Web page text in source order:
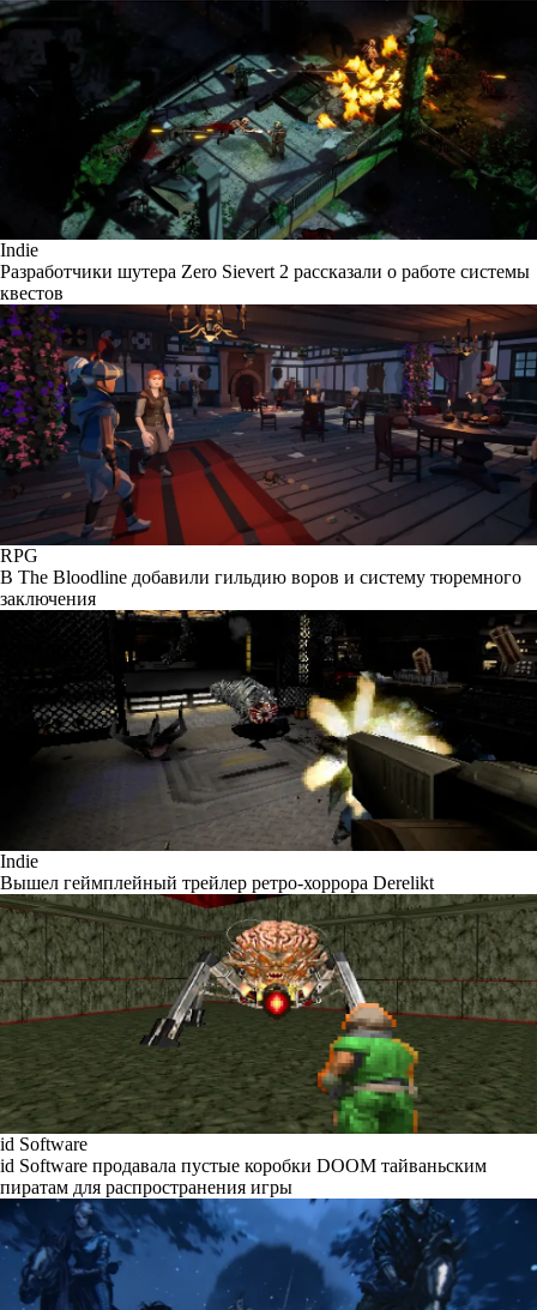
Indie
Разработчики шутера Zero Sievert 2 рассказали о работе системы
квестов
RPG
В The Bloodline добавили гильдию воров и систему тюремного
заключения
Indie
Вышел геймплейный трейлер ретро-хоррора Derelikt
id Software
id Software продавала пустые коробки DOOM тайваньским
пиратам для распространения игры